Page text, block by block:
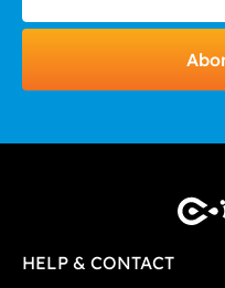
HELP & CONTACT